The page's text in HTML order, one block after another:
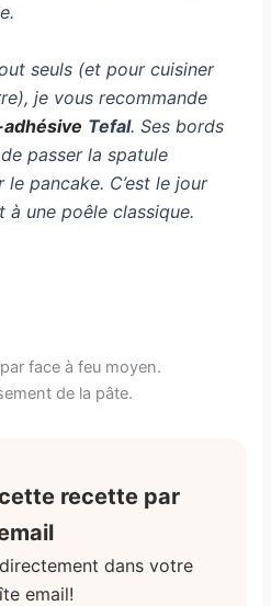
seuls (et pour cuisiner
je vous recommande
Tefal. Ses bords
passer la spatule
le pancake. C’est le jour
une poêle classique.
face à feu moyen.
de la pâte.
recette par
dans votre
email!